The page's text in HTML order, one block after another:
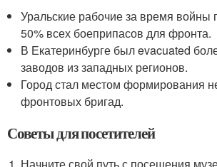
Уральские рабочие за время войны
50% всех боеприпасов для фронта.
В Екатеринбурге был evacuated
заводов из западных регионов.
Город стал местом формирования
фронтовых бригад.
Советы для посетителей